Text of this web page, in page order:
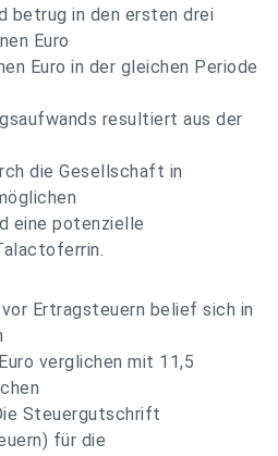
betrug in den ersten drei
Euro
Euro in der gleichen Periode
resultiert aus der
die Gesellschaft in
eine potenzielle
Ertragsteuern belief sich in
verglichen mit 11,5
Steuergutschrift
für die